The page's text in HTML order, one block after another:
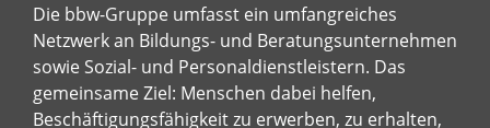
Die bbw-Gruppe umfasst ein umfangreiches
Netzwerk an Bildungs- und Beratungsunternehmen
sowie Sozial- und Personaldienstleistern. Das
gemeinsame Ziel: Menschen dabei helfen,
Beschäftigungsfähigkeit zu erwerben, zu erhalten,